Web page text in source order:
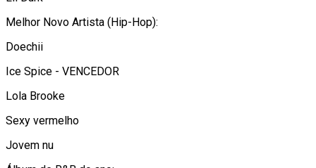
Melhor Novo Artista (Hip-Hop):
Doechii
Ice Spice - VENCEDOR
Lola Brooke
Sexy vermelho
Jovem nu